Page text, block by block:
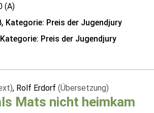
(A)
Kategorie: Preis der Jugendjury
Preis der Jugendjury
, Rolf Erdorf (Übersetzung)
Mats nicht heimkam